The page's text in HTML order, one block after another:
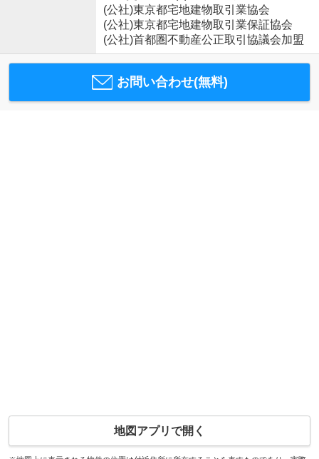
(公社)東京都宅地建物取引業協会
(公社)東京都宅地建物取引業保証協会
(公社)首都圏不動産公正取引協議会加盟
お問い合わせ(無料)
地図アプリで開く